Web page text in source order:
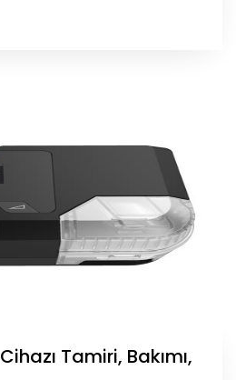
Tamiri, Bakımı,